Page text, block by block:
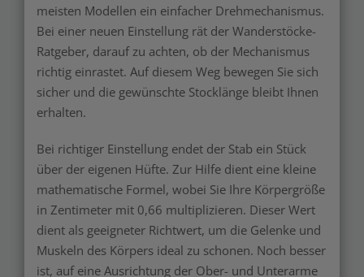
meisten Modellen ein einfacher Drehmechanismus.
Bei einer neuen Einstellung rät der Wanderstöcke-
Ratgeber, darauf zu achten, ob der Mechanismus
richtig einrastet. Auf diesem Weg bewegen Sie sich
sicher und die gewünschte Stocklänge bleibt Ihnen
erhalten.
Bei richtiger Einstellung endet der Stab ein Stück
über der eigenen Hüfte. Zur Hilfe dient eine kleine
mathematische Formel, wobei Sie Ihre Körpergröße
in Zentimeter mit 0,66 multiplizieren. Dieser Wert
dient als geeigneter Richtwert, um die Gelenke und
Muskeln des Körpers ideal zu schonen. Noch besser
ist, auf eine Ausrichtung der Ober- und Unterarme